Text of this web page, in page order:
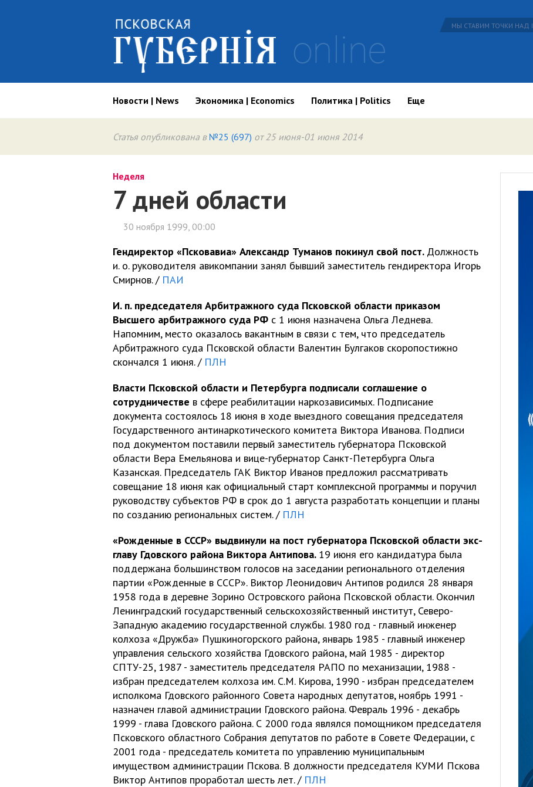
МЫ СТАВИМ ТОЧКИ НАД I
Новости | News Экономика | Economics Политика | Politics Еще
Статья опубликована в №25 (697) от 25 июня-01 июня 2014
Неделя
7 дней области
30 ноября 1999, 00:00
Гендиректор «Псковавиа» Александр Туманов покинул свой пост. Должность
и. о. руководителя авикомпании занял бывший заместитель гендиректора Игорь
Смирнов. / ПАИ
И. п. председателя Арбитражного суда Псковской области приказом
Высшего арбитражного суда РФ с 1 июня назначена Ольга Леднева.
Напомним, место оказалось вакантным в связи с тем, что председатель
Арбитражного суда Псковской области Валентин Булгаков скоропостижно
скончался 1 июня. / ПЛН
Власти Псковской области и Петербурга подписали соглашение о
сотрудничестве в сфере реабилитации наркозависимых. Подписание
документа состоялось 18 июня в ходе выездного совещания председателя
Государственного антинаркотического комитета Виктора Иванова. Подписи
под документом поставили первый заместитель губернатора Псковской
области Вера Емельянова и вице-губернатор Санкт-Петербурга Ольга
Казанская. Председатель ГАК Виктор Иванов предложил рассматривать
совещание 18 июня как официальный старт комплексной программы и поручил
руководству субъектов РФ в срок до 1 августа разработать концепции и планы
по созданию региональных систем. / ПЛН
«Рожденные в СССР» выдвинули на пост губернатора Псковской области экс-
главу Гдовского района Виктора Антипова. 19 июня его кандидатура была
поддержана большинством голосов на заседании регионального отделения
партии «Рожденные в СССР». Виктор Леонидович Антипов родился 28 января
1958 года в деревне Зорино Островского района Псковской области. Окончил
Ленинградский государственный сельскохозяйственный институт, Северо-
Западную академию государственной службы. 1980 год - главный инженер
колхоза «Дружба» Пушкиногорского района, январь 1985 - главный инженер
управления сельского хозяйства Гдовского района, май 1985 - директор
СПТУ-25, 1987 - заместитель председателя РАПО по механизации, 1988 -
избран председателем колхоза им. С.М. Кирова, 1990 - избран председателем
исполкома Гдовского районного Совета народных депутатов, ноябрь 1991 -
назначен главой администрации Гдовского района. Февраль 1996 - декабрь
1999 - глава Гдовского района. С 2000 года являлся помощником председателя
Псковского областного Собрания депутатов по работе в Совете Федерации, с
2001 года - председатель комитета по управлению муниципальным
имуществом администрации Пскова. В должности председателя КУМИ Пскова
Виктор Антипов проработал шесть лет. / ПЛН